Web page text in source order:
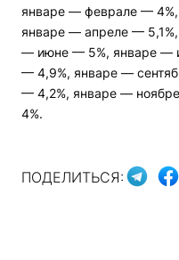
январе — феврале —
январе — апреле —
— июне — 5%, январе —
— 4,9%, январе —
— 4,2%, январе —
4%.
ПОДЕЛИТЬСЯ: